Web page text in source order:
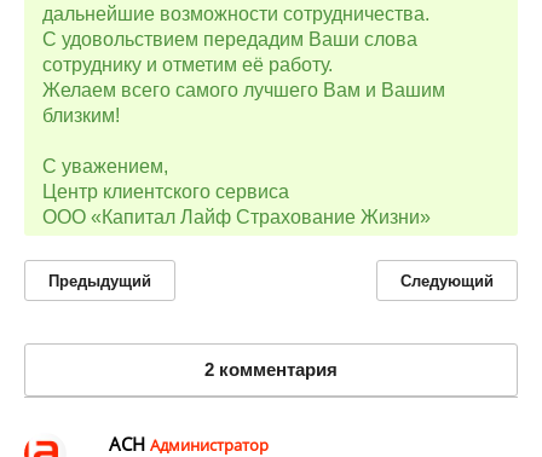
дальнейшие возможности сотрудничества.
С удовольствием передадим Ваши слова
сотруднику и отметим её работу.
Желаем всего самого лучшего Вам и Вашим
близким!
С уважением,
Центр клиентского сервиса
ООО «Капитал Лайф Страхование Жизни»
Предыдущий Следующий
2 комментария
АСН Администратор